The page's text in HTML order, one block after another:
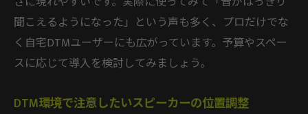
聞こえるようになった」という声も多く、プロだけでな
く自宅DTMユーザーにも広がっています。予算やスペー
スに応じて導入を検討してみましょう。
DTM環境で注意したいスピーカーの位置調整